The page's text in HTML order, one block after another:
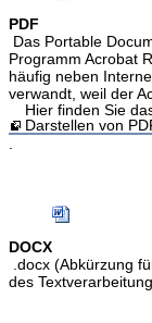
PDF
Das Portable
Programm Acrobat
häufig neben
verwandt, weil der
Hier finden Sie
Darstellen von
.
DOCX
.docx (Abkürzung
des